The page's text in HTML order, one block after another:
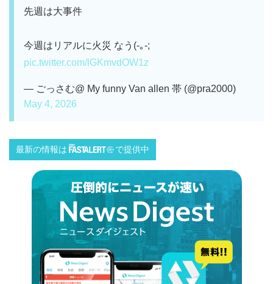
先週は大事件
今週はリアルに火災 なう(-｡-;
pic.twitter.com/lGKmvdOW1z
— ごっさむ@ My funny Van allen 帯 (@pra2000)
May 4, 2026
最新の情報は で提供中